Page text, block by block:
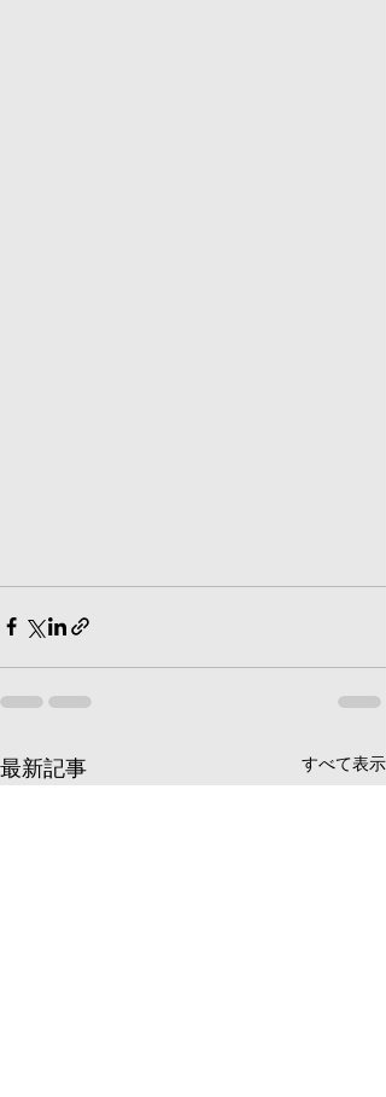
最新記事 すべて表示